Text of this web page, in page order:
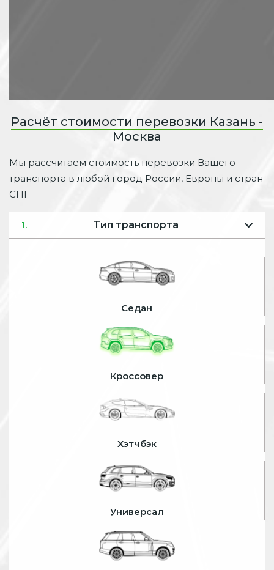
Расчёт стоимости перевозки Казань -
Москва
Мы рассчитаем стоимость перевозки Вашего
транспорта в любой город России, Европы и стран
СНГ
1. Тип транспорта
Седан
Кроссовер
Хэтчбэк
Универсал